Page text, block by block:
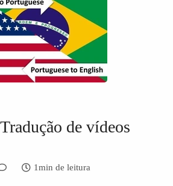
de vídeos
1min de leitura